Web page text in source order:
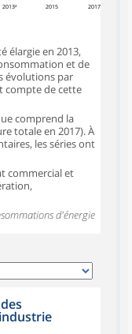
2013² 2015 2017
élargie en 2013,
et de
évolutions par
compte de cette
comprend la
totale en 2017). À
les séries ont
commercial et
d'énergie